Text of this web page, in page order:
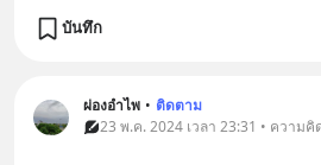
บันทึก
ผ่องอำไพ • ติดตาม
23 พ.ค. 2024 เวลา 23:31 • ความคิ